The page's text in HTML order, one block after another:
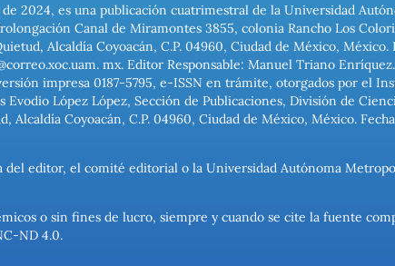
2024, es una publicación cuatrimestral de la Universidad
Canal de Miramontes 3855, colonia Rancho Los
Alcaldía Coyoacán, C.P. 04960, Ciudad de México,
mx. Editor Responsable: Manuel Triano
impresa 0187-5795, e-ISSN en trámite, otorgados por el
López López, Sección de Publicaciones, División de
Alcaldía Coyoacán, C.P. 04960, Ciudad de México, México.
editor, el comité editorial o la Universidad Autónoma
o sin fines de lucro, siempre y cuando se cite la fuente
ND 4.0.